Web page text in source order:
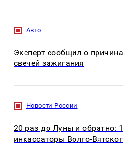
Авто
Эксперт сообщил о
свечей зажигания
Новости России
20 раз до Луны и обратно:
инкассаторы Волго-